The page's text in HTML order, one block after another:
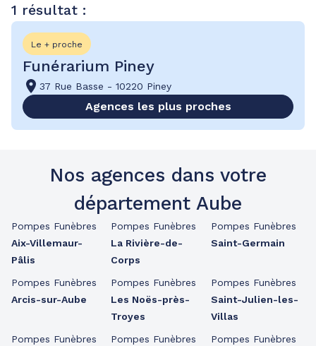
1 résultat :
Le + proche
Funérarium Piney
37 Rue Basse - 10220 Piney
Agences les plus proches
Nos agences dans votre
département Aube
Pompes Funèbres
Aix-Villemaur-
Pâlis
Pompes Funèbres
Arcis-sur-Aube
Pompes Funèbres
Pompes Funèbres
La Rivière-de-
Corps
Pompes Funèbres
Les Noës-près-
Troyes
Pompes Funèbres
Pompes Funèbres
Saint-Germain
Pompes Funèbres
Saint-Julien-les-
Villas
Pompes Funèbres